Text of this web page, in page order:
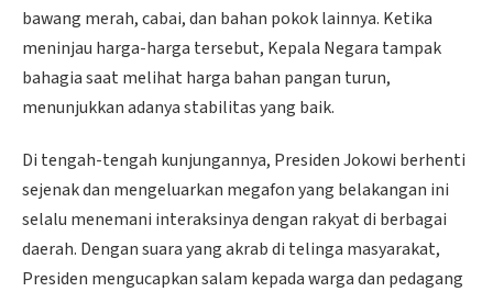
bawang merah, cabai, dan bahan pokok lainnya. Ketika
meninjau harga-harga tersebut, Kepala Negara tampak
bahagia saat melihat harga bahan pangan turun,
menunjukkan adanya stabilitas yang baik.
Di tengah-tengah kunjungannya, Presiden Jokowi berhenti
sejenak dan mengeluarkan megafon yang belakangan ini
selalu menemani interaksinya dengan rakyat di berbagai
daerah. Dengan suara yang akrab di telinga masyarakat,
Presiden mengucapkan salam kepada warga dan pedagang